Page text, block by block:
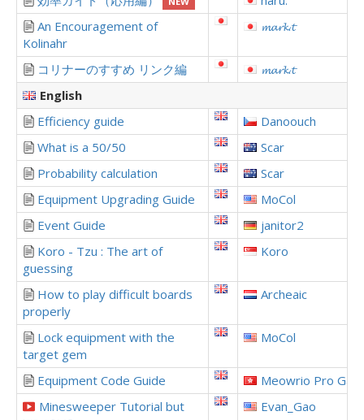
An Encouragement of
Kolinahr
𝓶𝓪𝓻𝓴.𝓽
コリナーのすすめ リンク編
𝓶𝓪𝓻𝓴.𝓽
English
Efficiency guide
Danoouch
What is a 50/50
Scar
Probability calculation
Scar
Equipment Upgrading Guide
MoCol
Event Guide
janitor2
Koro - Tzu : The art of
guessing
Koro
How to play difficult boards
properly
Archeaic
Lock equipment with the
target gem
MoCol
Equipment Code Guide
Meowrio Pro
Minesweeper Tutorial but
Evan_Gao